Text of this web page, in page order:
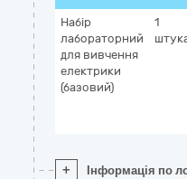
Набір
лабораторний
для вивчення
електрики
(базовий)
1
+ Інформація по